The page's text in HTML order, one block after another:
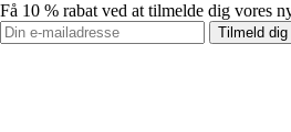
Få 10 % rabat ved at tilmelde dig vores
Tilmeld dig